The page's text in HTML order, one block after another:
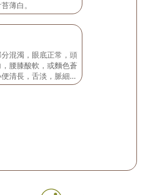
薄白。
混濁，眼底正常，頭
腰膝酸軟，或麵色蒼
清長，舌淡，脈細或